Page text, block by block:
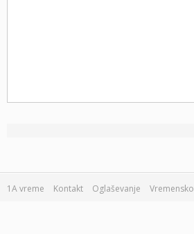
1A vreme Kontakt Oglaševanje